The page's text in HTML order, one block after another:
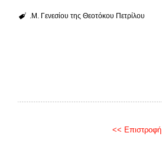
.Μ. Γενεσίου της Θεοτόκου Πετρίλου
<< Επιστροφή